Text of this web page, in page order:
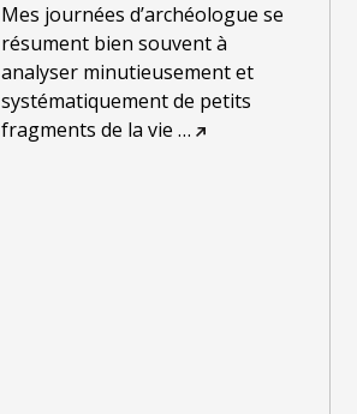
Mes journées d’archéologue se
résument bien souvent à
analyser minutieusement et
systématiquement de petits
fragments de la vie …